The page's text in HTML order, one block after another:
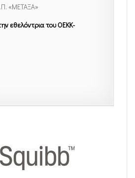
«ΜΕΤΑΞΑ»
εθελόντρια τουΟΕΚΚ-